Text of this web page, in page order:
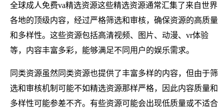
全球成人免费va精选资源这些精选资源通常汇集了来自世界
各地的顶级内容，经过严格筛选和审核，确保资源的高质量
和多样性。这些资源包括高清视频、图片、动漫、vr体验
等，内容丰富多彩，能够满足不同用户的娱乐需求。
同类资源虽然同类资源也提供了丰富多样的内容，但由于筛
选和审核机制可能不如精选资源那样严格，因此内容质量和
多样性可能参差不齐。有些资源可能会出现低质量或不适合